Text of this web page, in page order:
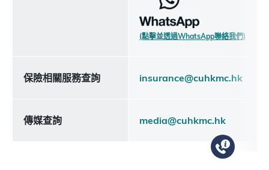
(點擊並透過WhatsApp聯絡我們)
保險相關服務查詢 insurance@cuhkmc.hk
傳媒查詢 media@cuhkmc.hk